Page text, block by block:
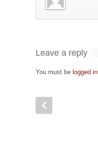
Leave a reply
You must be logged in